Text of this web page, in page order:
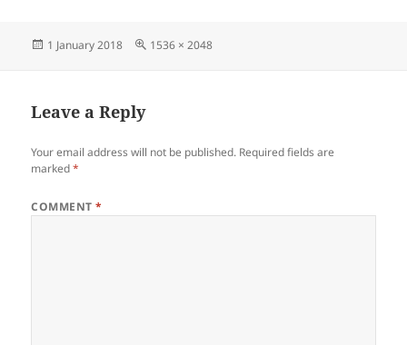
Posted
1 January 2018
Full
1536 × 2048
Leave a Reply
Your email address will not be published. Required fields are
marked*
COMMENT*